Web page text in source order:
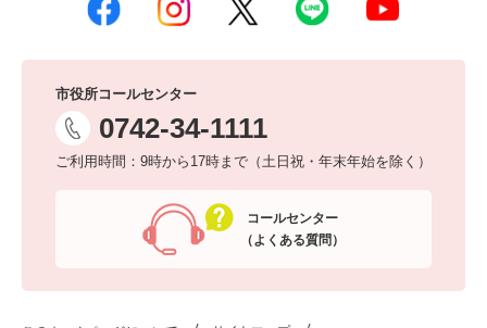
市役所コールセンター
0742-34-1111
ご利用時間：9時から17時まで（土日祝・年末年始を除く）
コールセンター
（よくある質問）